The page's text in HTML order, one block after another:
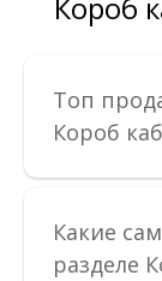
Короб
Топ
Короб
Какие
разделе